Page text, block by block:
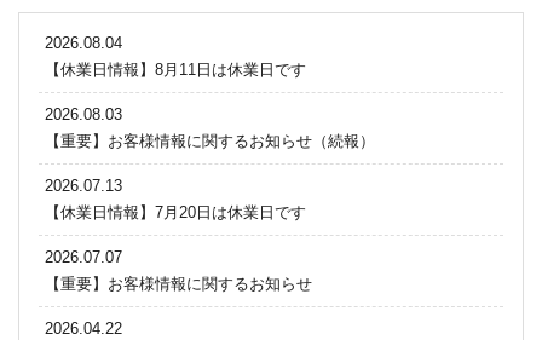
2026.08.04
【休業日情報】8月11日は休業日です
2026.08.03
【重要】お客様情報に関するお知らせ（続報）
2026.07.13
【休業日情報】7月20日は休業日です
2026.07.07
【重要】お客様情報に関するお知らせ
2026.04.22